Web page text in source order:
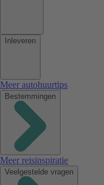
Inleveren
Meer autohuurtips
Bestemmingen
Meer reisinspiratie
Veelgestelde vragen